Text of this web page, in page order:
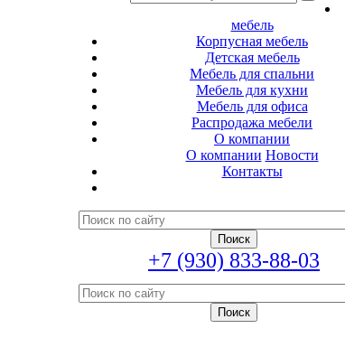
мебель
Корпусная мебель
Детская мебель
Мебель для спальни
Мебель для кухни
Мебель для офиса
Распродажа мебели
О компании
О компании Новости
Контакты
+7 (930) 833-88-03